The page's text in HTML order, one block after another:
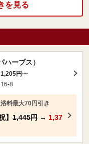
を見る
ーブス）
1,205円〜
8
料最大70円引き
】 1,445円 → 1,37